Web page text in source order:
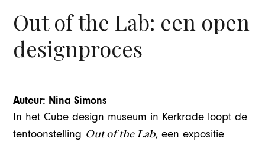
Out of the Lab: een open
designproces
Auteur: Nina Simons
In het Cube design museum in Kerkrade loopt de
tentoonstelling Out of the Lab, een expositie